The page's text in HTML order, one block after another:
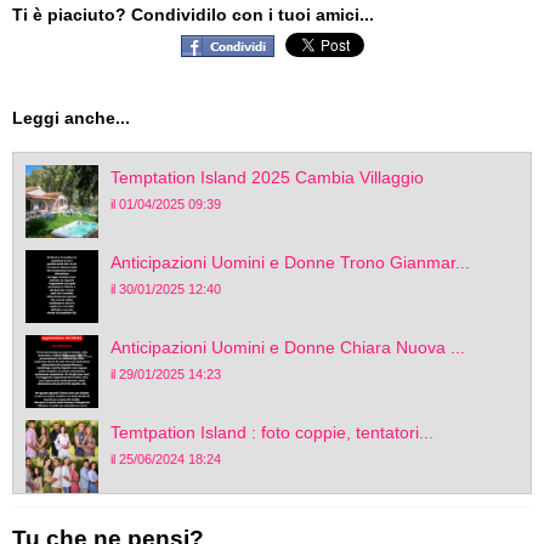
Ti è piaciuto? Condividilo con i tuoi amici...
Leggi anche...
Temptation Island 2025 Cambia Villaggio
il 01/04/2025 09:39
Anticipazioni Uomini e Donne Trono Gianmar...
il 30/01/2025 12:40
Anticipazioni Uomini e Donne Chiara Nuova ...
il 29/01/2025 14:23
Temtpation Island : foto coppie, tentatori...
il 25/06/2024 18:24
Tu che ne pensi?